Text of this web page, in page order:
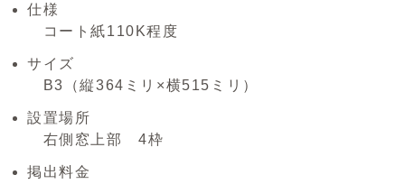
仕様
コート紙110K程度
サイズ
B3（縦364ミリ×横515ミリ）
設置場所
右側窓上部 4枠
掲出料金